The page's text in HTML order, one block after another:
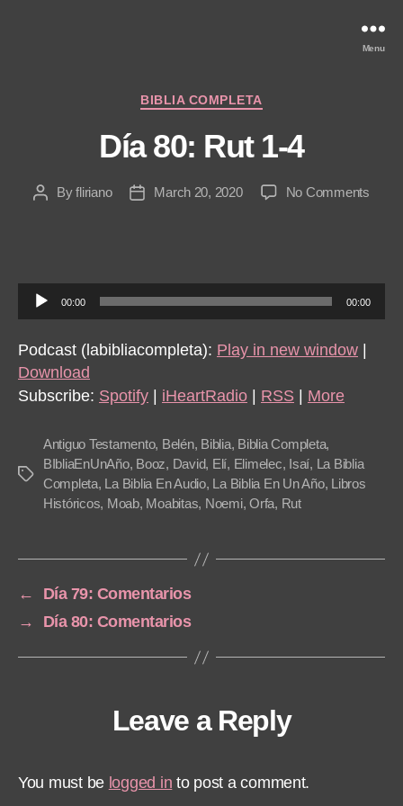
Menu
Categories
BIBLIA COMPLETA
Día 80: Rut 1-4
PostByfliriano
PostMarch 20, 2020 No Commentson
u
d
i
o
a
y
00:00 00:00
Podcast (labibliacompleta): Play in new window
Download
Subscribe: Spotify iHeartRadio RSS More
Tags
Antiguo Testamento, Belén, Biblia, Biblia Completa,
BIbliaEnUnAño, Booz, David, Elí, Elimelec, Isaí, La Biblia
Completa, La Biblia En Audio, La Biblia En Un Año, Libros
Históricos, Moab, Moabitas, Noemi,Orfa, Rut
←
Día 79: Comentarios
→
Día 80: Comentarios
Leave a Reply
You must be logged in to post a comment.